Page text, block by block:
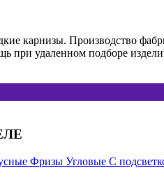
карнизы. Производство
при удаленном подборе
Фризы Угловые C